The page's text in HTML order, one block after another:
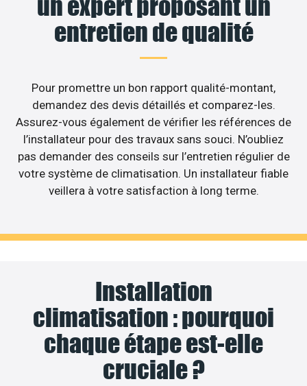
entretien de qualité
Pour promettre un bon rapport qualité-montant,
demandez des devis détaillés et comparez-les.
Assurez-vous également de vérifier les références de
l’installateur pour des travaux sans souci. N’oubliez
pas demander des conseils sur l’entretien régulier de
votre système de climatisation. Un installateur fiable
veillera à votre satisfaction à long terme.
Installation
climatisation : pourquoi
chaque étape est-elle
cruciale ?